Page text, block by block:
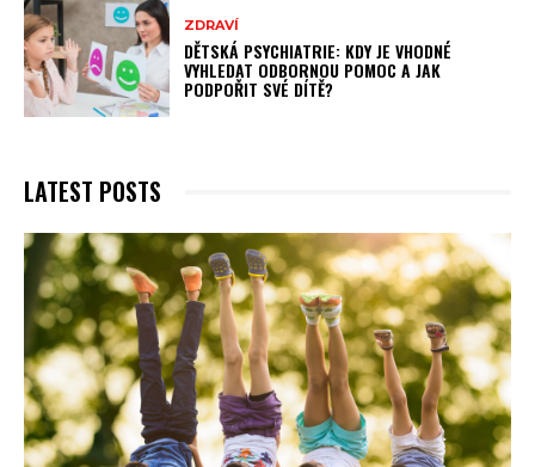
ZDRAVÍ
DĚTSKÁ PSYCHIATRIE: KDY JE VHODNÉ
VYHLEDAT ODBORNOU POMOC A JAK
PODPOŘIT SVÉ DÍTĚ?
LATEST POSTS